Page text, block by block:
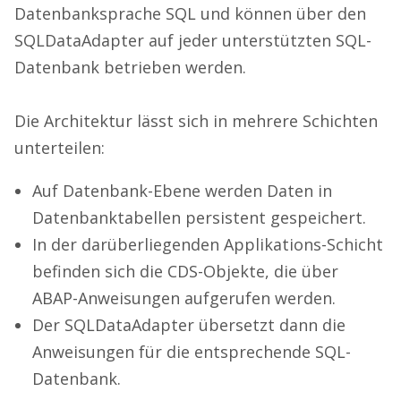
Datenbanksprache SQL und können über den
SQLDataAdapter auf jeder unterstützten SQL-
Datenbank betrieben werden.
Die Architektur lässt sich in mehrere Schichten
unterteilen:
Auf Datenbank-Ebene werden Daten in
Datenbanktabellen persistent gespeichert.
In der darüberliegenden Applikations-Schicht
befinden sich die CDS-Objekte, die über
ABAP-Anweisungen aufgerufen werden.
Der SQLDataAdapter übersetzt dann die
Anweisungen für die entsprechende SQL-
Datenbank.